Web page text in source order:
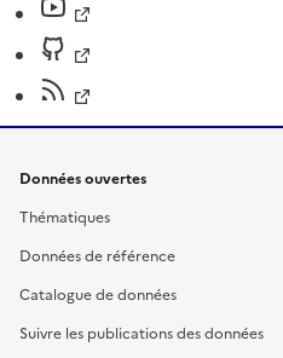
Données ouvertes
Thématiques
Données de référence
Catalogue de données
Suivre les publications des données